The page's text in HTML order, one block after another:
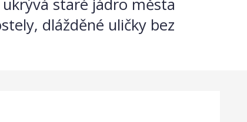
staré jádro města
dlážděné uličky bez